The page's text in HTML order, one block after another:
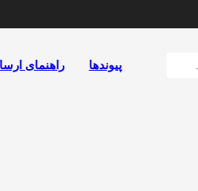
راهنمای پیوندها